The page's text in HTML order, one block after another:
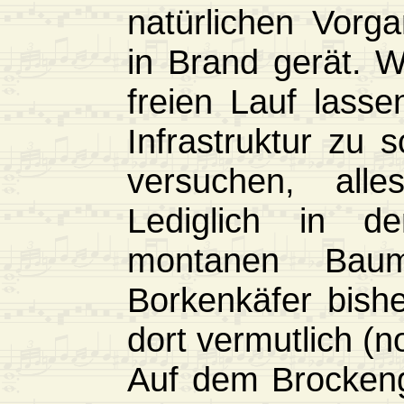
natürlichen
in Brand gerät.
freien Lauf
Infrastruktur zu
versuchen,
Lediglich in
montanen
Borkenkäfer
dort vermutlich
Auf dem